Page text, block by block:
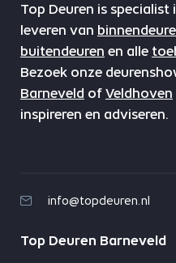
Top Deuren is specialist
leveren van
buitendeuren en alle
Bezoek onze
Barneveld of Veldhoven
inspireren en adviseren.
info@topdeuren.nl
Top Deuren Barneveld